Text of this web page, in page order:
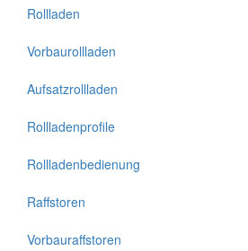
Rollladen
Vorbaurollladen
Aufsatzrollladen
Rollladenprofile
Rollladenbedienung
Raffstoren
Vorbauraffstoren